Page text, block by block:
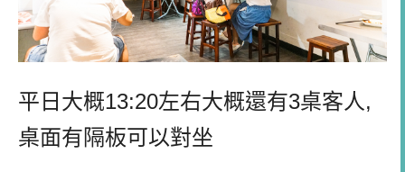
平日大概13:20左右大概還有3桌客人,
桌面有隔板可以對坐